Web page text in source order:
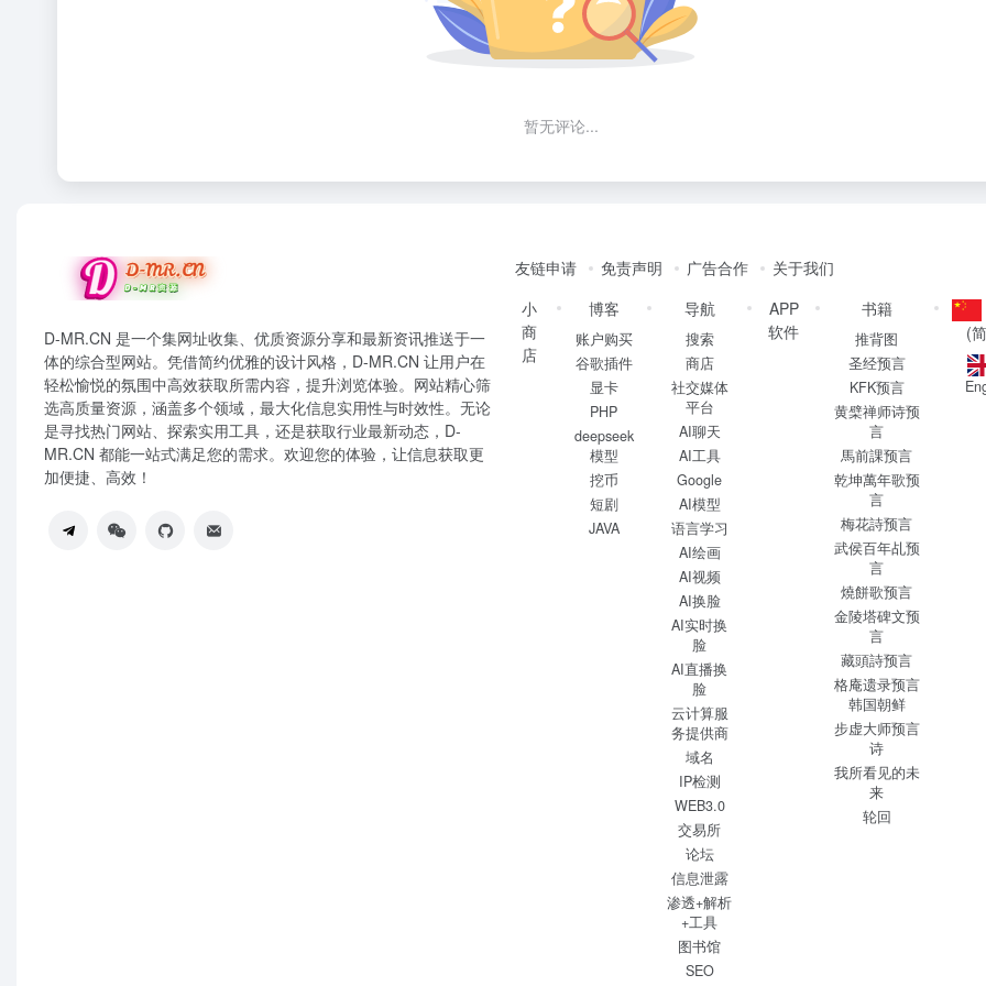
暂无评论...
D-MR.CN 是一个集网址收集、优质资源分享和最新资讯推送于一
体的综合型网站。凭借简约优雅的设计风格，D-MR.CN 让用户在
轻松愉悦的氛围中高效获取所需内容，提升浏览体验。网站精心筛
选高质量资源，涵盖多个领域，最大化信息实用性与时效性。无论
是寻找热门网站、探索实用工具，还是获取行业最新动态，D-
MR.CN 都能一站式满足您的需求。欢迎您的体验，让信息获取更
加便捷、高效！
友链申请 免责声明 广告合作
关于我们
小
商
店
博客
账户购买
谷歌插件
显卡
PHP
deepseek
模型
挖币
短剧
JAVA
导航
搜索
商店
社交媒体
平台
AI聊天
AI工具
Google
AI模型
语言学习
AI绘画
AI视频
AI换脸
AI实时换
脸
AI直播换
脸
云计算服
务提供商
域名
IP检测
WEB3.0
交易所
论坛
信息泄露
渗透+解析
+工具
图书馆
SEO
APP
软件
书籍
推背图
圣经预言
KFK预言
黄檗禅师诗预
言
馬前課预言
乾坤萬年歌预
言
梅花詩预言
武侯百年乩预
言
燒餅歌预言
金陵塔碑文预
言
藏頭詩预言
格庵遗录预言
韩国朝鲜
步虚大师预言
诗
我所看见的未
来
轮回
(